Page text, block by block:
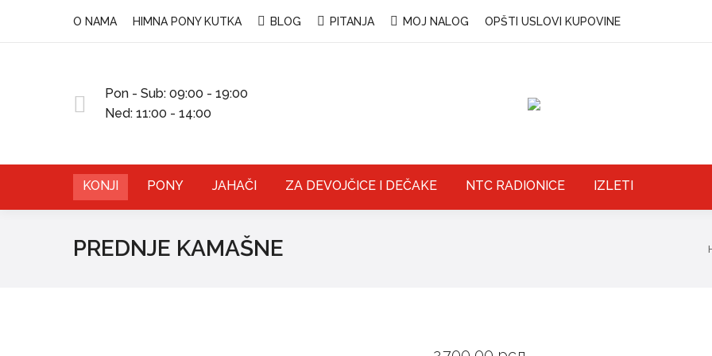
O NAMA HIMNA PONY KUTKA BLOG PITANJA MOJ NALOG OPŠTI USLOVI KUPOVINE
Pon - Sub: 09:00 - 19:00
Ned: 11:00 - 14:00
KONJI PONY JAHAČI ZA DEVOJČICE I DEČAKE NTC RADIONICE IZLETI
PREDNJE KAMAŠNE